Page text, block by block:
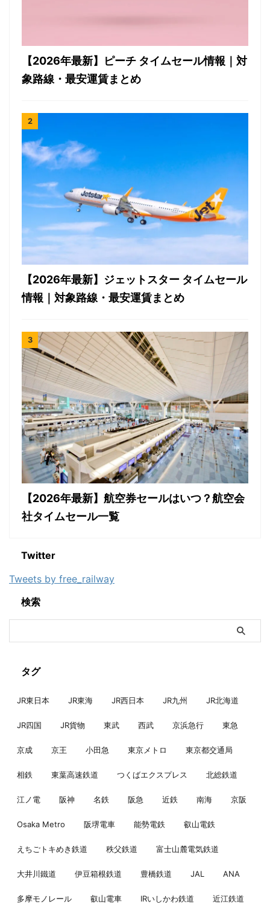
【2026年最新】ピーチ タイムセール情報｜対
象路線・最安運賃まとめ
【2026年最新】ジェットスター タイムセール
情報｜対象路線・最安運賃まとめ
【2026年最新】航空券セールはいつ？航空会
社タイムセール一覧
Twitter
Tweets by free_railway
検索
タグ
JR東日本 JR東海 JR西日本 JR九州 JR北海道
JR四国 JR貨物 東武 西武 京浜急行 東急
京成 京王 小田急 東京メトロ 東京都交通局
相鉄 東葉高速鉄道 つくばエクスプレス 北総鉄道
江ノ電 阪神 名鉄 阪急 近鉄 南海 京阪
Osaka Metro 阪堺電車 能勢電鉄 叡山電鉄
えちごトキめき鉄道 秩父鉄道 富士山麓電気鉄道
大井川鐵道 伊豆箱根鉄道 豊橋鉄道 JAL ANA
多摩モノレール 叡山電車 IRいしかわ鉄道 近江鉄道